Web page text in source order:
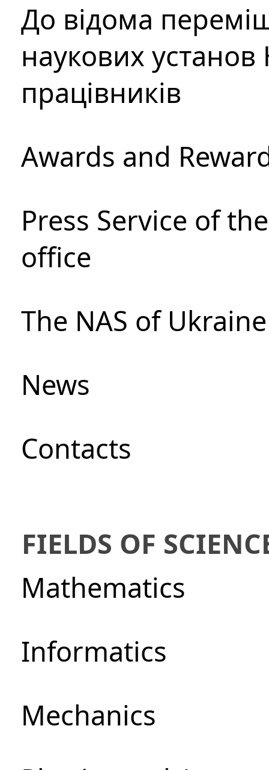
До відома
наукових установ
працівників
Awards and
Press Service of
office
The NAS of
News
Сontacts
FIELDS OF
Mathematics
Informatics
Mechanics